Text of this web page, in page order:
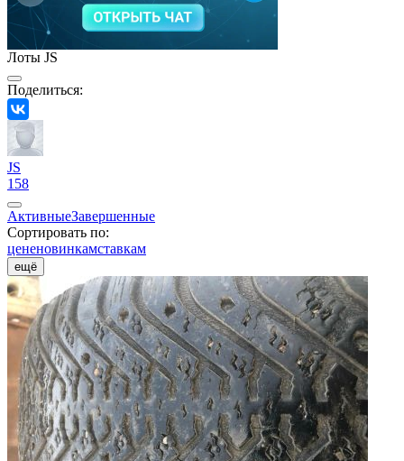
Лоты JS
Поделиться:
JS
158
АктивныеЗавершенные
Сортировать по:
цененовинкамставкам
ещё